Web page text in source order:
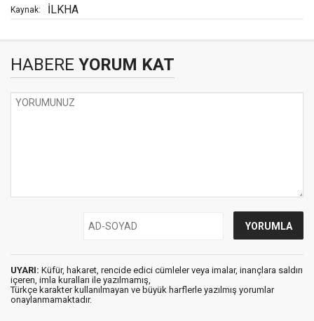
Kaynak: İLKHA
HABERE YORUM KAT
UYARI: Küfür, hakaret, rencide edici cümleler veya imalar, inançlara saldırı
içeren, imla kuralları ile yazılmamış,
Türkçe karakter kullanılmayan ve büyük harflerle yazılmış yorumlar
onaylanmamaktadır.